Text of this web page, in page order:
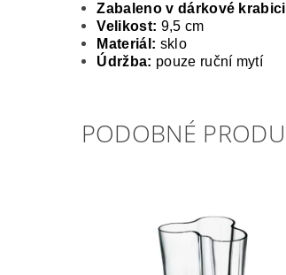
Zabaleno v dárkové krabici
Velikost: 9,5 cm
Materiál: sklo
Údržba: pouze ruční mytí
PODOBNÉ